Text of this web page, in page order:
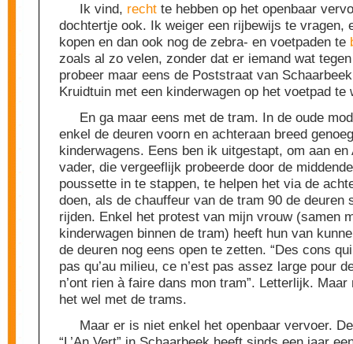
Ik vind, recht te hebben op het openbaar
dochtertje ook. Ik weiger een rijbewijs te vragen,
kopen en dan ook nog de zebra- en voetpaden te
zoals al zo velen, zonder dat er iemand wat
probeer maar eens de Poststraat van
Kruidtuin met een kinderwagen op het voetpad
En ga maar eens met de tram. In de oude
enkel de deuren voorn en achteraan breed
kinderwagens. Eens ben ik uitgestapt, om aan en
vader, die vergeeflijk probeerde door de
poussette in te stappen, te helpen het via de
doen, als de chauffeur van de tram 90 de deuren
rijden. Enkel het protest van mijn vrouw (samen
kinderwagen binnen de tram) heeft hun van
de deuren nog eens open te zetten. “Des cons
pas qu’au milieu, ce n’est pas assez large pour
n’ont rien à faire dans mon tram”. Letterlijk.
het wel met de trams.
Maar er is niet enkel het openbaar vervoer.